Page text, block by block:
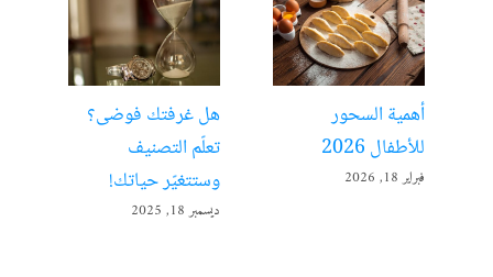
أهمية السحور
للأطفال 2026
فبراير 18, 2026
هل غرفتك فوضى؟
تعلّم التصنيف
وستتغيّر حياتك!
ديسمبر 18, 2025